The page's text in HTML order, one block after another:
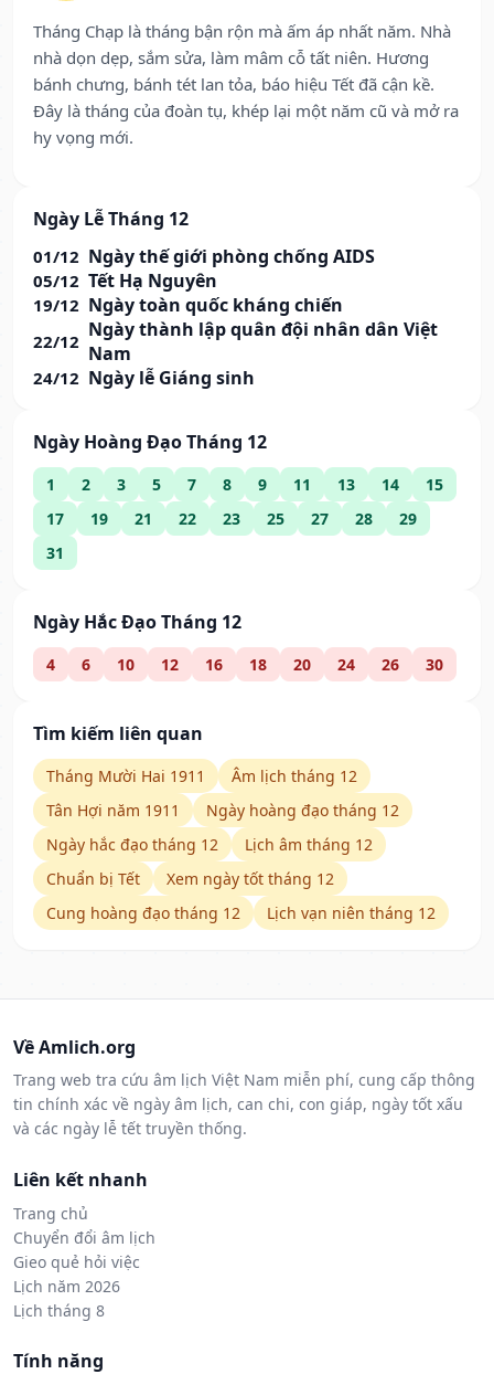
Tháng Chạp là tháng bận rộn mà ấm áp nhất năm. Nhà
nhà dọn dẹp, sắm sửa, làm mâm cỗ tất niên. Hương
bánh chưng, bánh tét lan tỏa, báo hiệu Tết đã cận kề.
Đây là tháng của đoàn tụ, khép lại một năm cũ và mở ra
hy vọng mới.
Ngày Lễ Tháng 12
01/12 Ngày thế giới phòng chống AIDS
05/12 Tết Hạ Nguyên
19/12 Ngày toàn quốc kháng chiến
22/12 Ngày thành lập quân đội nhân dân Việt
Nam
24/12 Ngày lễ Giáng sinh
Ngày Hoàng Đạo Tháng 12
1 2 3 5 7 8 9 11 13 14
15
17
19 21 22 23 25 27 28
29
31
Ngày Hắc Đạo Tháng 12
4 6 10 12 16 18 20 24 26 30
Tìm kiếm liên quan
Tháng Mười Hai 1911
Âm lịch tháng 12
Tân Hợi năm 1911
Ngày hoàng đạo tháng 12
Ngày hắc đạo tháng 12
Lịch âm tháng 12
Chuẩn bị Tết
Xem ngày tốt tháng 12
Cung hoàng đạo tháng 12
Lịch vạn niên tháng 12
Về Amlich.org
Trang web tra cứu âm lịch Việt Nam miễn phí, cung cấp thông
tin chính xác về ngày âm lịch, can chi, con giáp, ngày tốt xấu
và các ngày lễ tết truyền thống.
Liên kết nhanh
Trang chủ
Chuyển đổi âm lịch
Gieo quẻ hỏi việc
Lịch năm 2026
Lịch tháng 8
Tính năng